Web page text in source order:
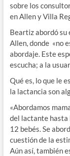
sobre los
en Allen y Villa
Beartiz abordó su
Allen, donde «no
abordaje. Este
escucha; a la
Qué es, lo que le
la lactancia son
«Abordamos
del lactante hasta
12 bebés. Se
cuestión de la
Aún así, también